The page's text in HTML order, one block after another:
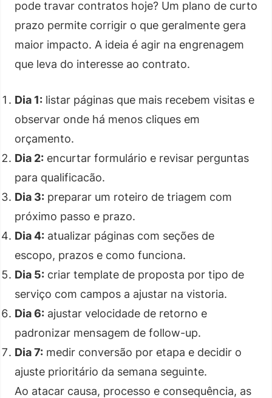
pode travar contratos hoje? Um plano de curto
prazo permite corrigir o que geralmente gera
maior impacto. A ideia é agir na engrenagem
que leva do interesse ao contrato.
Dia 1: listar páginas que mais recebem visitas e
observar onde há menos cliques em
orçamento.
Dia 2: encurtar formulário e revisar perguntas
para qualificacão.
Dia 3: preparar um roteiro de triagem com
próximo passo e prazo.
Dia 4: atualizar páginas com seções de
escopo, prazos e como funciona.
Dia 5: criar template de proposta por tipo de
serviço com campos a ajustar na vistoria.
Dia 6: ajustar velocidade de retorno e
padronizar mensagem de follow-up.
Dia 7: medir conversão por etapa e decidir o
ajuste prioritário da semana seguinte.
Ao atacar causa, processo e consequência, as